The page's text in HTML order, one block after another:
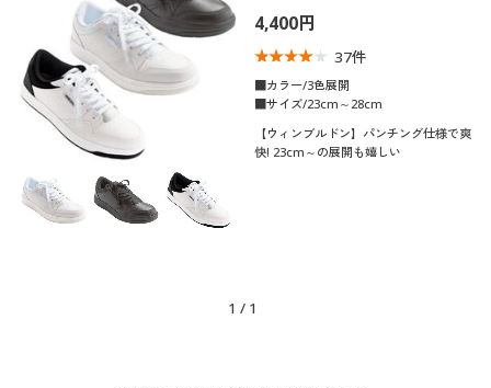
キッチン・雑貨・日用品
家具・収納
寝具・ベッド
カーテン・ラグ・ファブリック
美容・健康通販すべて
美容・健康・サプリメント
制服・スクール
制服・スクールすべて
制服・学生服
ジュニア・ティーンズ下着
大きいサイズ
大きいサイズ通販すべて
大きいサイズ レディース服
バーゲン
バーゲンセール
詳細検索
口コミ
(4〜4.9)
靴・靴下サイ
23 23.5
4,400円
37件
■カラー/3色展開
■サイズ/23cm～28cm
【ウィンブルドン】パンチング仕様で爽
快! 23cm～の展開も嬉しい
1 / 1